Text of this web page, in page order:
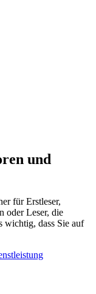
und
für Erstleser,
oder Leser, die
wichtig, dass Sie auf